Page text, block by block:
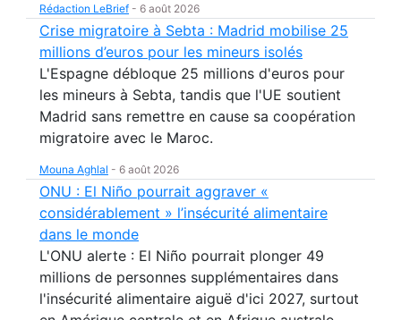
Rédaction LeBrief - 6 août 2026
Crise migratoire à Sebta : Madrid mobilise 25
millions d’euros pour les mineurs isolés
L'Espagne débloque 25 millions d'euros pour
les mineurs à Sebta, tandis que l'UE soutient
Madrid sans remettre en cause sa coopération
migratoire avec le Maroc.
Mouna Aghlal - 6 août 2026
ONU : El Niño pourrait aggraver «
considérablement » l’insécurité alimentaire
dans le monde
L'ONU alerte : El Niño pourrait plonger 49
millions de personnes supplémentaires dans
l'insécurité alimentaire aiguë d'ici 2027, surtout